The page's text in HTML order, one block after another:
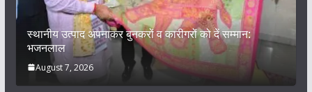
स्थानीय उत्पाद अपनाकर बुनकरों व कारीगरों को दें सम्मान:
भजनलाल
August 7, 2026